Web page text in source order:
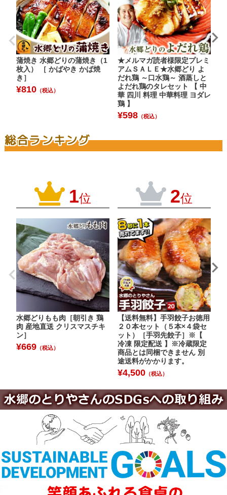
蒲焼き 水郷どりの蒲焼き（1
枚入） ［ かばやき かば焼
き］
¥810 （税込）
★メルマガ読者様限定プレミ
アムＳＡＬＥ★水郷どり よ
だれ鶏 ～口水鶏～ 酒蒸しと
よだれ鶏のタレセット 【 中
華 四川 料理 中華料理 ヨダレ
鶏 】
¥598 （税込）
総合ランキング
1位
水郷どりもも肉［朝引き 鶏
肉 産地直送 クリスマスチキ
ン］
¥669 （税込）
2位
【送料無料】手羽餃子お徳用
２０本セット（５本×４袋セ
ット）［手羽先餃子］※【
冷凍 限定配送 】※冷蔵限定
商品とは同梱できません 別
途送料がかかります。
¥4,500 （税込）